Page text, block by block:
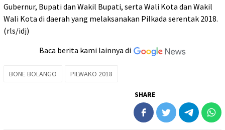
Gubernur, Bupati dan Wakil Bupati, serta Wali Kota dan Wakil
Wali Kota di daerah yang melaksanakan Pilkada serentak 2018.
(rls/idj)
Baca berita kami lainnya di
BONE BOLANGO PILWAKO 2018
SHARE